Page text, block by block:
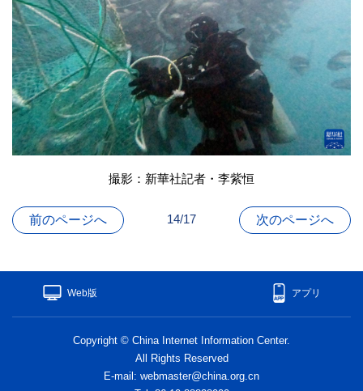
撮影：新華社記者・李紫恒
前のページへ 14/17 次のページへ
Web版 アプリ
Copyright © China Internet Information Center.
All Rights Reserved
E-mail: webmaster@china.org.cn